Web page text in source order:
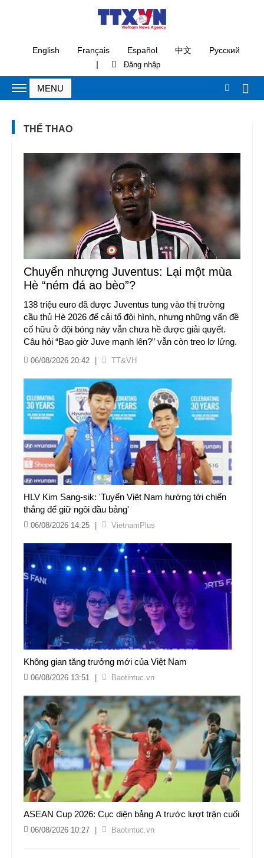
English Français Español 中文 Русский
|
THỂ THAO
Chuyển nhượng Juventus: Lại một mùa
Hè “ném đá ao bèo”?
138 triệu euro đã được Juventus tung vào thị trường
cầu thủ Hè 2026 để cải tổ đội hình, nhưng những vấn đề
cố hữu ở đội bóng này vẫn chưa hề được giải quyết.
Câu hỏi “Bao giờ Juve mạnh lên?” vẫn còn treo lơ lửng.
06/08/2026 20:42 TT&VH
HLV Kim Sang-sik: 'Tuyển Việt Nam hướng tới chiến
thắng để giữ ngôi đầu bảng'
06/08/2026 14:25 VietnamPlus
Không gian tăng trưởng mới của Việt Nam
06/08/2026 13:51 Baotintuc.vn
ASEAN Cup 2026: Cục diện bảng A trước lượt trận cuối
06/08/2026 10:27 Baotintuc.vn